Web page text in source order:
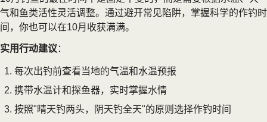
气和鱼类活性灵活调整。通过避开常见陷阱，掌握科学的作钓时
间，你也可以在10月收获满满。
实用行动建议 ：
每次出钓前查看当地的气温和水温预报
携带水温计和探鱼器，实时掌握水情
按照"晴天钓两头，阴天钓全天"的原则选择作钓时间